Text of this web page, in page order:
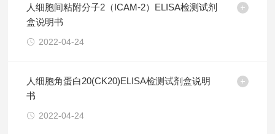
人细胞间粘附分子2（ICAM-2）ELISA检测试剂
盒说明书
2022-04-24
人细胞角蛋白20(CK20)ELISA检测试剂盒说明
书
2022-04-24